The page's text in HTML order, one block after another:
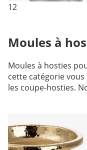
12
Moules à
Moules à hosties
cette catégorie
les coupe-hosties.